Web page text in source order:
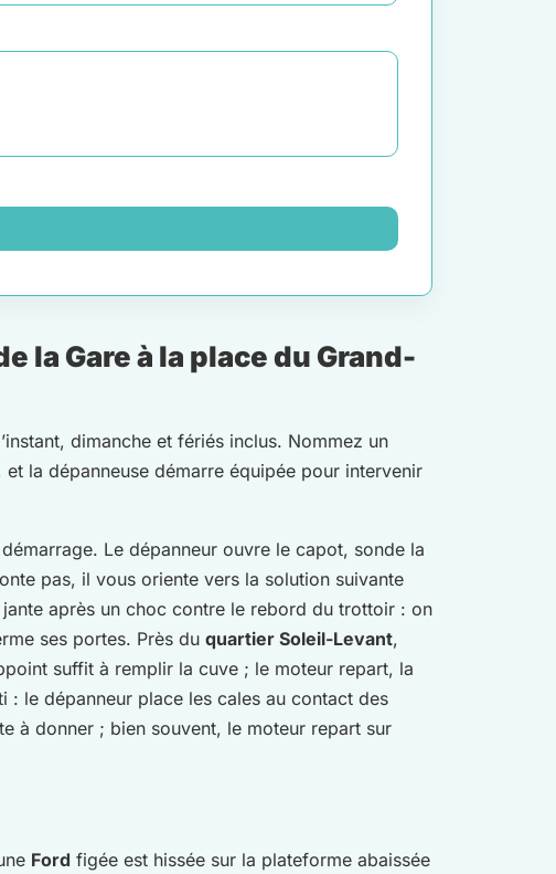
la Gare à la place du Grand-
dimanche et fériés inclus. Nommez un
et la dépanneuse démarre équipée pour intervenir
Le dépanneur ouvre le capot, sonde la
pas, il vous oriente vers la solution suivante
après un choc contre le rebord du trottoir : on
ses portes. Près du quartier Soleil-Levant,
suffit à remplir la cuve ; le moteur repart, la
: le dépanneur place les cales au contact des
à donner ; bien souvent, le moteur repart sur
Ford figée est hissée sur la plateforme abaissée